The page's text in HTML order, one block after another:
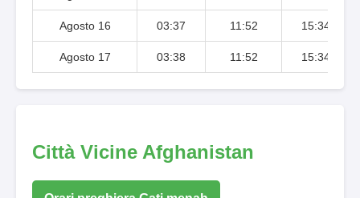
Agosto 16 03:37 11:52 15:34
Agosto 17 03:38 11:52 15:34
Città Vicine Afghanistan